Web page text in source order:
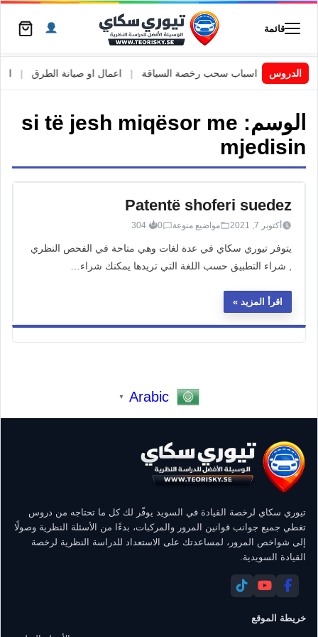
قائمة
الدروسالسويد | اسباب سحب رخصة السياقة اعمال او صيانة الطرق
الوسم: si të jesh miqësor me
mjedisin
Patentë shoferi suedez
أكتوبر 7, 2021 مواضيع منوعة 0
304
يتوفر تيوري سكاي في عدة لغات وهي متاحة في الفحص النظري
, شراء التطبيق حسب اللغة التي تريدها يمكنك شراء…
اقرأ المزيد
Arabic
▼
تيوري سكاي لرخصة القيادة في السويد يوفّر لك كل ما تحتاجه من دروس
تغطي جميع جوانب قوانين المرور والمركبات، بدءًا من الأسئلة النظرية وصولًا
إلى شواخص المرور، لمساعدتك على الاستعداد للدراسة النظرية لرخصة
القيادة السويدية.
خريطة الموقع